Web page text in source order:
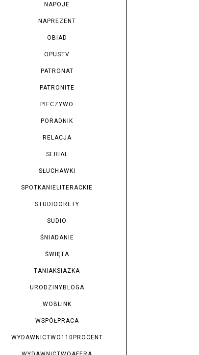
NAPOJE
NAPREZENT
OBIAD
OPUSTV
PATRONAT
PATRONITE
PIECZYWO
PORADNIK
RELACJA
SERIAL
SŁUCHAWKI
SPOTKANIELITERACKIE
STUDIOORETY
SUDIO
ŚNIADANIE
ŚWIĘTA
TANIAKSIAZKA
URODZINYBLOGA
WOBLINK
WSPÓŁPRACA
WYDAWNICTWO110PROCENT